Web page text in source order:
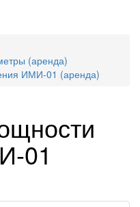
(аренда)
ИМИ-01 (аренда)
01